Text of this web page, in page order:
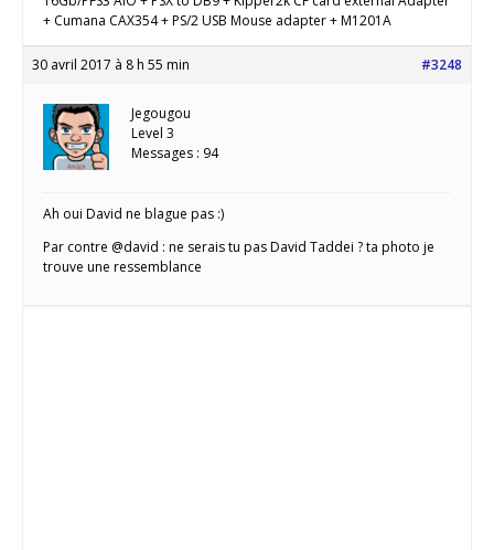
+ Cumana CAX354 + PS/2 USB Mouse adapter + M1201A
30 avril 2017 à 8 h 55 min #3248
Jegougou
Level 3
Messages : 94
Ah oui David ne blague pas :)
Par contre @david : ne serais tu pas David Taddei ? ta photo je
trouve une ressemblance